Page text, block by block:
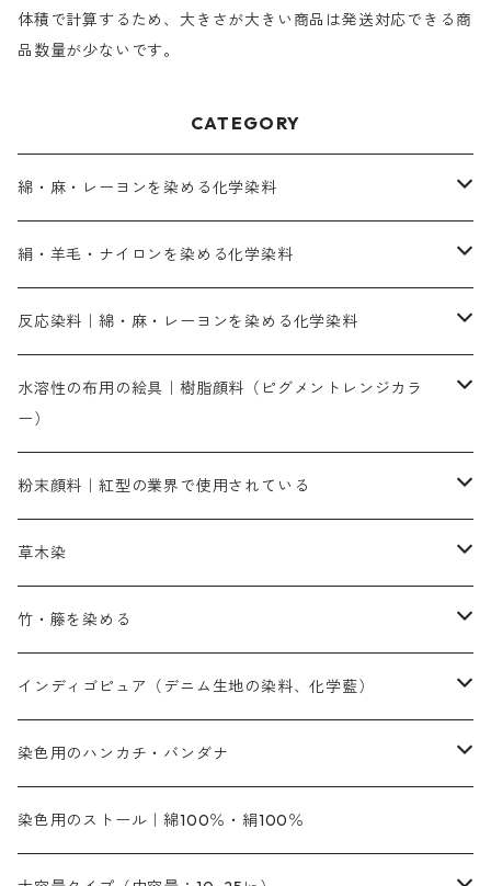
体積で計算するため、大きさが大きい商品は発送対応できる商
品数量が少ないです。
CATEGORY
綿・麻・レーヨンを染める化学染料
直接染料－染色手順が簡単
人気のおすすめ直接染料
染色に必要な薬品類
橙色系
青色系
紫色系
緑色系
茶色系
絹・羊毛・ナイロンを染める化学染料
お買い得品
染料一覧
人気のおすすめ染料
橙色系
緑色系
染色に必要な薬品類
補助薬品
反応染料｜綿・麻・レーヨンを染める化学染料
お勧めの3原色（赤・青・黄色）
お勧め｜スミフィックス～
3原色以外の色目
赤色
茶色｜20g入りのみ公開
染色に必要な薬品
アルカリ剤
補助薬品
捺染に必要な材料
捺染糊
水溶性の布用の絵具｜樹脂顔料（ピグメントレンジカラ
ー）
ネオカラー（色）
内容量：100g
内容量：500g
バィンダー（定着剤）
増粘剤
黄色系
エロ―M3G｜定番の色合い
エロー ＭＧＲ｜明るい緑みの黄色
オレンジ系
オレンヂMG｜黄みの橙色
オレンヂMGD（定番の色合い）
赤色系
レットMFB｜赤色（定番の色合い）
粉末顔料｜紅型の業界で使用されている
赤色系
本洋紅
代用朱黄色口
黄色系
ファストエロ―10GN（鮮やかな黄色）
ファストエロ―5GN（黄色）
青色系
NSBAブルー
群青
白色｜胡粉
黒色｜在庫処分特価
草木染
植物染料
人気のおすすめ植物染料
インド茜・西洋茜の個別販売
濃染処理剤｜ソルバックスPS－900
媒染剤
アルミ媒染剤
鉄媒染剤
ソーダ灰｜アルカリ性のPH調整剤
竹・籐を染める
人気のおすすめ竹・藤を染める染料
塩基性染料（混色可能）
ビスマークブロンB｜赤茶色
塩基性エロ―｜液体タイプ
オリジナル染料｜スス竹色｜ミキセットファストブロンGR
インディゴピュア（デニム生地の染料、化学藍）
初心者向けお試しセット販売
インディゴピュア
染色用のハンカチ・バンダナ
45cm×45cm（ハンカチ）｜端の始末も綿糸｜タグなし
染色用のストール｜綿100％・絹100％